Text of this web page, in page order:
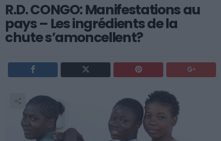
R.D. CONGO: Manifestations au
pays – Les ingrédients de la
chute s’amoncellent?